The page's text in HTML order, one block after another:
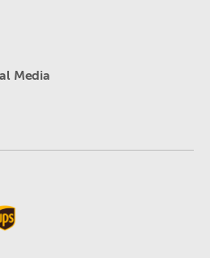
Media